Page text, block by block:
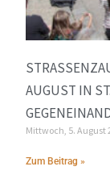
UGUST IN ST.
Mittwoch, 5. August
Zum Beitrag »